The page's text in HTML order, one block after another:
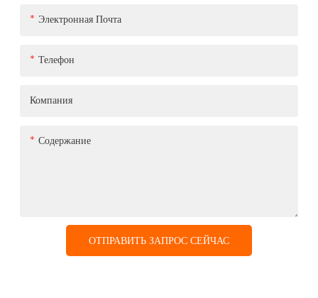
Электронная Почта
Телефон
Компания
Содержание
ОТПРАВИТЬ ЗАПРОС СЕЙЧАС